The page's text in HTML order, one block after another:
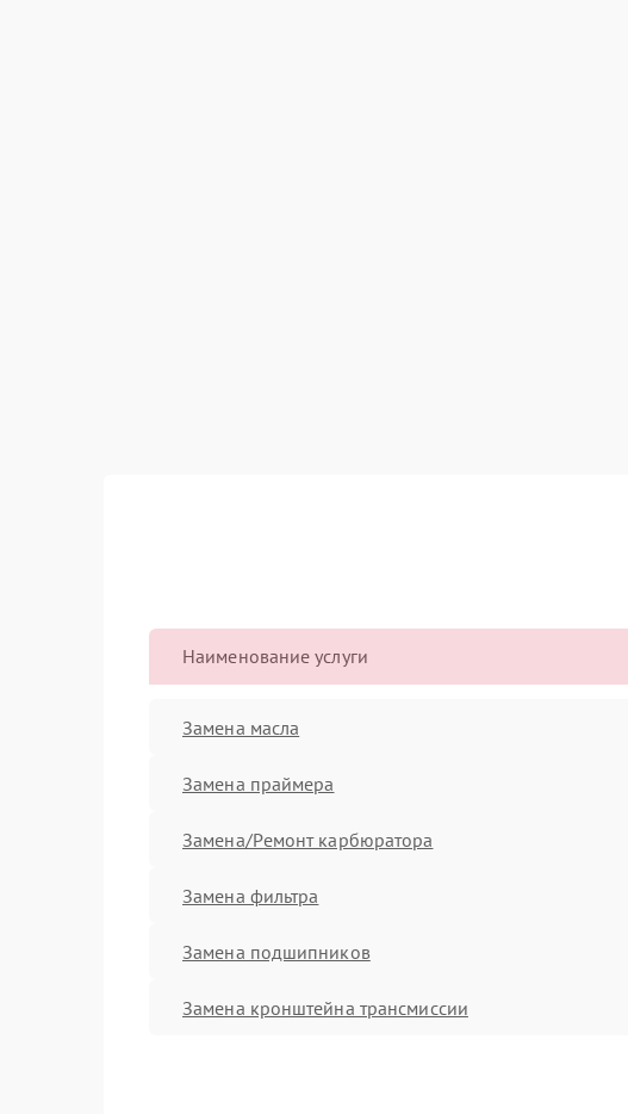
Наименование услуги
Замена масла
Замена праймера
Замена/Pемонт карбюратора
Замена фильтра
Замена подшипников
Замена кронштейна трансмиссии